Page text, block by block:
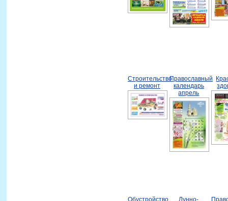
Строительство
и ремонт
Православный
календарь
апрель